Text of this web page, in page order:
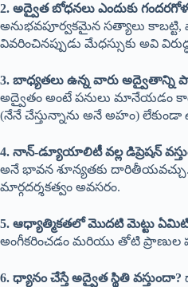
2. అద్వైత బోధనలు ఎందుకు
అనుభవపూర్వకమైన సత్యాలు
వివరించినప్పుడు మేధస్సుకు అవి
3. బాధ్యతలు ఉన్న వారు అద్వైతాన్ని
అద్వైతం అంటే పనులు మానేయడం
(నేనే చేస్తున్నాను అనే అహం) లేకుండా
4. నాన్-డ్యూయాలిటీ వల్ల డిప్రెషన్
అనే భావన శూన్యతకు దారితీయవచ్చు.
మార్గదర్శకత్వం అవసరం.
5. ఆధ్యాత్మికతలో మొదటి మెట్టు
అంగీకరించడం మరియు తోటి ప్రాణుల
6. ధ్యానం చేస్తే అద్వైత స్థితి వస్తుందా?